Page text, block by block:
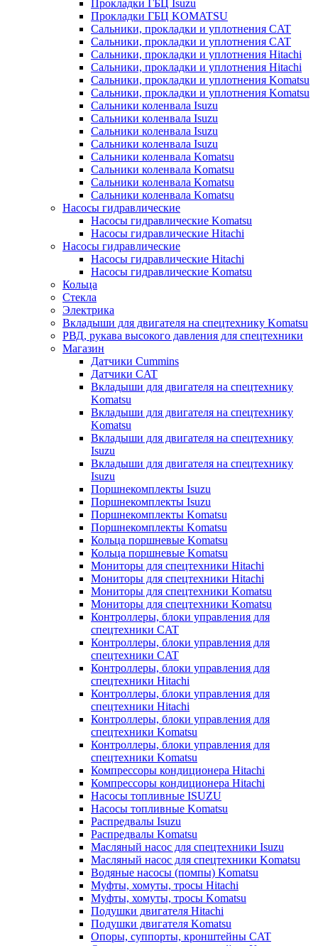
Прокладки ГБЦ Isuzu
Прокладки ГБЦ KOMATSU
Сальники, прокладки и уплотнения CAT
Сальники, прокладки и уплотнения CAT
Сальники, прокладки и уплотнения Hitachi
Сальники, прокладки и уплотнения Hitachi
Сальники, прокладки и уплотнения Komatsu
Сальники, прокладки и уплотнения Komatsu
Сальники коленвала Isuzu
Сальники коленвала Isuzu
Сальники коленвала Isuzu
Сальники коленвала Isuzu
Сальники коленвала Komatsu
Сальники коленвала Komatsu
Сальники коленвала Komatsu
Сальники коленвала Komatsu
Насосы гидравлические
Насосы гидравлические Komatsu
Насосы гидравлические Hitachi
Насосы гидравлические
Насосы гидравлические Hitachi
Насосы гидравлические Komatsu
Кольца
Стекла
Электрика
Вкладыши для двигателя на спецтехнику Komatsu
РВД, рукава высокого давления для спецтехники
Магазин
Датчики Cummins
Датчики CAT
Вкладыши для двигателя на спецтехнику
Komatsu
Вкладыши для двигателя на спецтехнику
Komatsu
Вкладыши для двигателя на спецтехнику
Isuzu
Вкладыши для двигателя на спецтехнику
Isuzu
Поршнекомплекты Isuzu
Поршнекомплекты Isuzu
Поршнекомплекты Komatsu
Поршнекомплекты Komatsu
Кольца поршневые Komatsu
Кольца поршневые Komatsu
Мониторы для спецтехники Hitachi
Мониторы для спецтехники Hitachi
Мониторы для спецтехники Komatsu
Мониторы для спецтехники Komatsu
Контроллеры, блоки управления для
спецтехники CAT
Контроллеры, блоки управления для
спецтехники CAT
Контроллеры, блоки управления для
спецтехники Hitachi
Контроллеры, блоки управления для
спецтехники Hitachi
Контроллеры, блоки управления для
спецтехники Komatsu
Контроллеры, блоки управления для
спецтехники Komatsu
Компрессоры кондиционера Hitachi
Компрессоры кондиционера Hitachi
Насосы топливные ISUZU
Насосы топливные Komatsu
Распредвалы Isuzu
Распредвалы Komatsu
Масляный насос для спецтехники Isuzu
Масляный насос для спецтехники Komatsu
Водяные насосы (помпы) Komatsu
Муфты, хомуты, тросы Hitachi
Муфты, хомуты, тросы Komatsu
Подушки двигателя Hitachi
Подушки двигателя Komatsu
Опоры, суппорты, кронштейны CAT